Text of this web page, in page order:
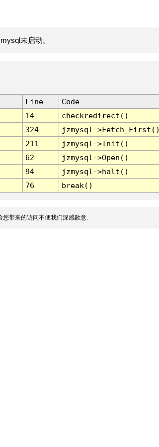
未启动。
Line
Code
14
checkredirect()
324
jzmysql-
211
jzmysql->Init()
62
jzmysql->Open()
94
jzmysql->halt()
76 break()
带来的访问不便我们深感歉意.